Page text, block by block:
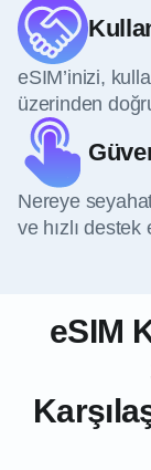
eSIM’inizi,
üzerinden
Nereye
ve hızlı destek
eSIM